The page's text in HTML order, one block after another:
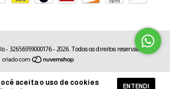
aceita o uso de cookies
ENTENDI
32656959000176 - 2026. Todos os direitos reservados.